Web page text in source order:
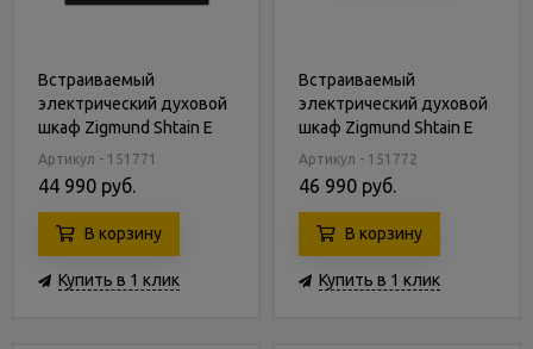
Встраиваемый
электрический духовой
шкаф Zigmund Shtain E
145 S
Артикул - 151771
44 990 руб.
В корзину
Купить в 1 клик
Встраиваемый
электрический духовой
шкаф Zigmund Shtain E
145 W
Артикул - 151772
46 990 руб.
В корзину
Купить в 1 клик